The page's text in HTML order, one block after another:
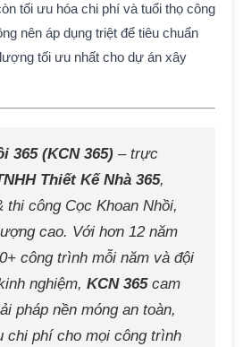
tối ưu hóa chi phí và tuổi thọ công
nên áp dụng triệt để tiêu chuẩn
tối ưu nhất cho dự án xây
365 (KCN 365) – trực
Thiết Kế Nhà 365,
thi công Cọc Khoan Nhồi,
cao. Với hơn 12 năm
công trình mỗi năm và đội
nghiệm, KCN 365cam
pháp nền móng an toàn,
chi phí cho mọi công trình